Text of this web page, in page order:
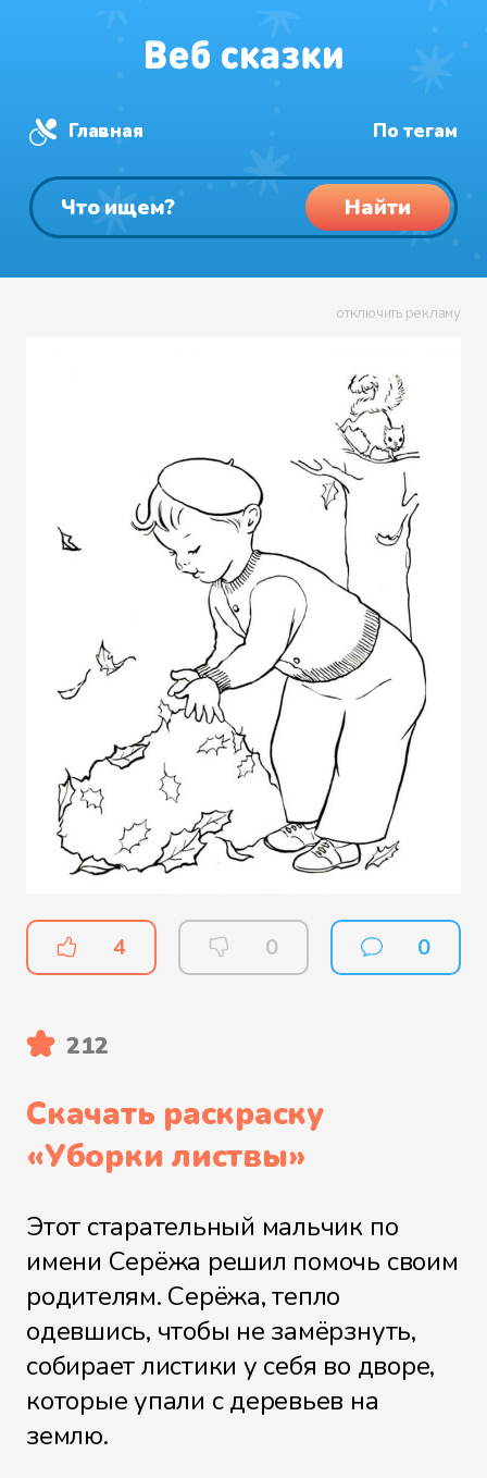
Главная По тегам
Найти
отключить рекламу
4 0 0
212
Скачать раскраску
«Уборки листвы»
Этот старательный мальчик по
имени Серёжа решил помочь своим
родителям. Серёжа, тепло
одевшись, чтобы не замёрзнуть,
собирает листики у себя во дворе,
которые упали с деревьев на
землю.